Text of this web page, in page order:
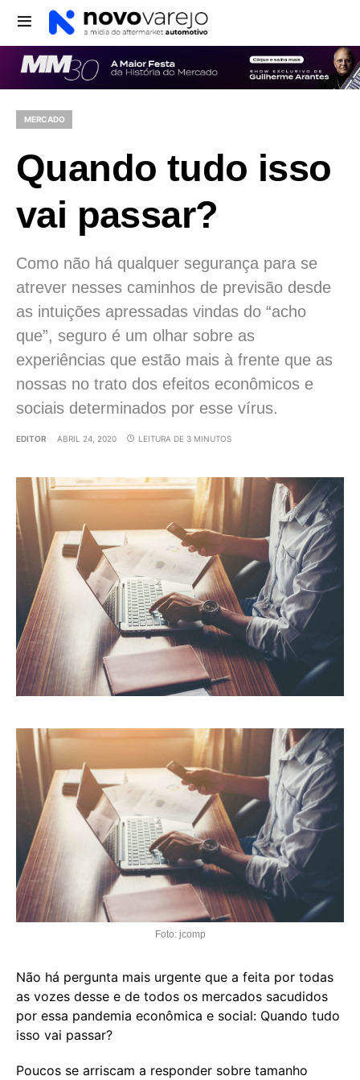
MERCADO
Quando tudo isso
vai passar?
Como não há qualquer segurança para se
atrever nesses caminhos de previsão desde
as intuições apressadas vindas do “acho
que”, seguro é um olhar sobre as
experiências que estão mais à frente que as
nossas no trato dos efeitos econômicos e
sociais determinados por esse vírus.
EDITOR ABRIL 24, 2020 LEITURA DE 3 MINUTOS
Foto: jcomp
Não há pergunta mais urgente que a feita por todas
as vozes desse e de todos os mercados sacudidos
por essa pandemia econômica e social: Quando tudo
isso vai passar?
Poucos se arriscam a responder sobre tamanho